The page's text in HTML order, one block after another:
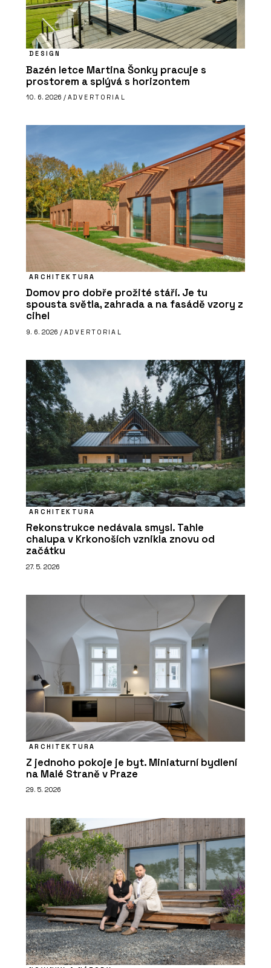
DESIGN
Bazén letce Martina Šonky pracuje s
prostorem a splývá s horizontem
10. 6. 2026 / ADVERTORIAL
ARCHITEKTURA
Domov pro dobře prožité stáří. Je tu
spousta světla, zahrada a na fasádě vzory z
cihel
9. 6. 2026 / ADVERTORIAL
ARCHITEKTURA
Rekonstrukce nedávala smysl. Tahle
chalupa v Krkonoších vznikla znovu od
začátku
27. 5. 2026
ARCHITEKTURA
Z jednoho pokoje je byt. Miniaturní bydlení
na Malé Straně v Praze
29. 5. 2026